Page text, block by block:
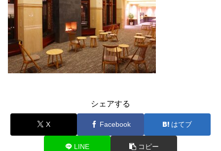
シェアする
X Facebook はてブ
LINE コピー